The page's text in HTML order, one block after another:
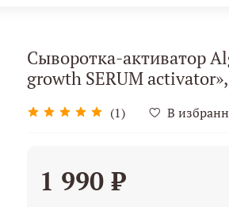
Сыворотка-активатор
growth SERUM
(1) В
1 990 ₽